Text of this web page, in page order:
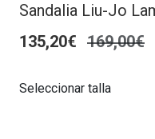
Sandalia Liu-Jo
135,20€ 169,00€
Seleccionar talla